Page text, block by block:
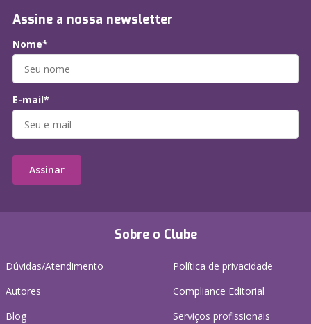
Sobre o Clube
Dúvidas/Atendimento
Autores
Blog
Política de privacidade
Compliance Editorial
Serviços profissionais
Assine a nossa newsletter
Nome*
E-mail*
Assinar